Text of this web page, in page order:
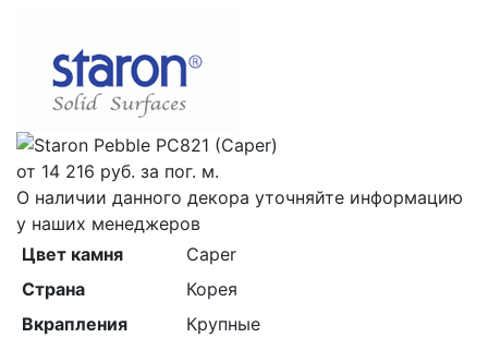
от 14 216 руб. за пог. м.
О наличии данного декора уточняйте информацию
у наших менеджеров
Цвет камня
Caper
Страна
Корея
Вкрапления
Крупные